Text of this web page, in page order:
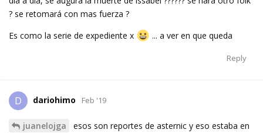
? se retomará con mas fuerza ?
Es como la serie de expediente x
... a ver en que queda
Reply
D dariohimo Feb '19
juanelojga
esos son reportes de asternic y eso estaba en